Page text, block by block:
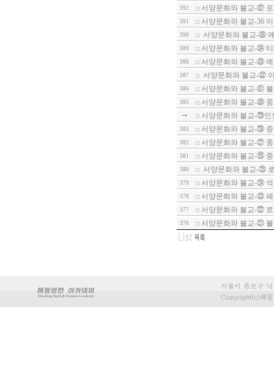
392 서양문화와 불교-㊲
391 서양문화와 불교-36
390 서양문화와 불교-㉟
389 서양문화와 불교-㉞
388 서양문화와 불교-㉝
387 서양문화와 불교-㉜
386 서양문화와 불교-㉛
385
서양문화와 불교-㉚
서양문화와 불교-㉙
383 서양문화와 불교-㉘
382 서양문화와 불교-㉗
381 서양문화와 불교-㉖
380 서양문화와 불교-㉕
379 서양문화와 불교-㉔
378 서양문화와 불교-㉓
377 서양문화와 불교-㉒
376 서양문화와 불교-㉑